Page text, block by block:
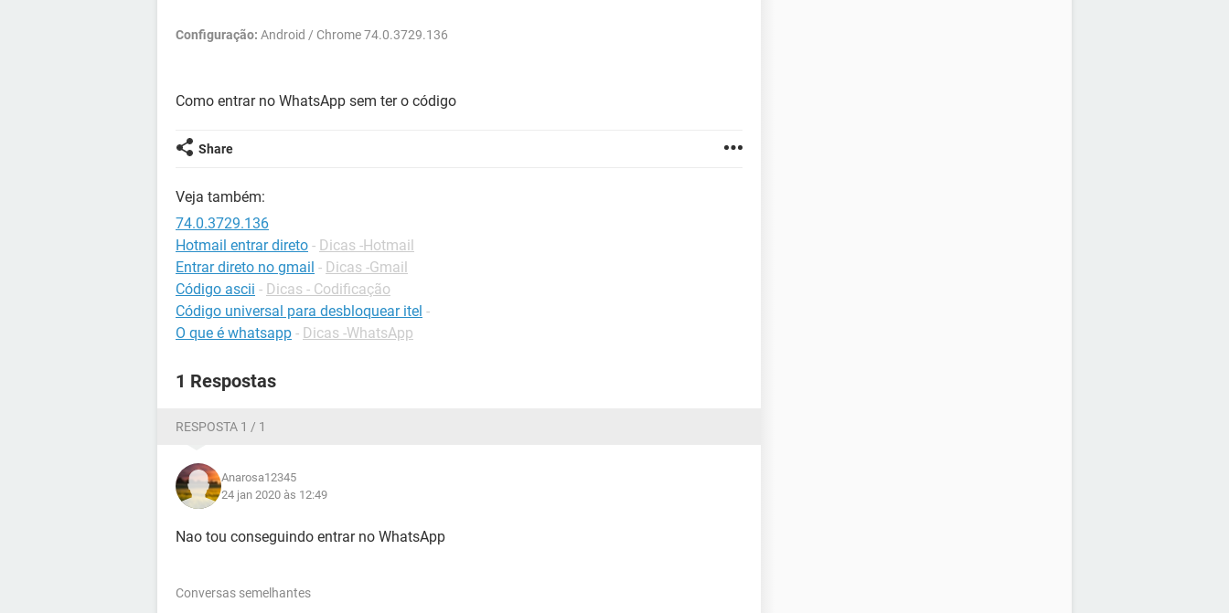
Configuração: Android / Chrome 74.0.3729.136
Como entrar no WhatsApp sem ter o código
Share
Veja também:
74.0.3729.136
Hotmail entrar direto - Dicas -Hotmail
Entrar direto no gmail - Dicas -Gmail
Código ascii - Dicas - Codificação
Código universal para desbloquear itel -
O que é whatsapp - Dicas -WhatsApp
1 Respostas
RESPOSTA 1 / 1
Anarosa12345
24 jan 2020 às 12:49
Nao tou conseguindo entrar no WhatsApp
Conversas semelhantes